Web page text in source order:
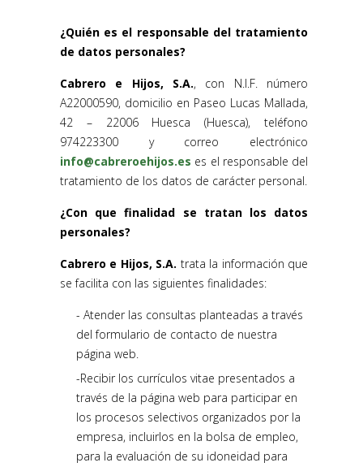
¿Quién es el responsable del tratamiento
de datos personales?
Cabrero e Hijos, S.A., con N.I.F. número
A22000590, domicilio en Paseo Lucas Mallada,
42 – 22006 Huesca (Huesca), teléfono
974223300 y correo electrónico
info@cabreroehijos.es es el responsable del
tratamiento de los datos de carácter personal.
¿Con que finalidad se tratan los datos
personales?
Cabrero e Hijos, S.A. trata la información que
se facilita con las siguientes finalidades:
Atender las consultas planteadas a través
del formulario de contacto de nuestra
página web.
Recibir los currículos vitae presentados a
través de la página web para participar en
los procesos selectivos organizados por la
empresa, incluirlos en la bolsa de empleo,
para la evaluación de su idoneidad para